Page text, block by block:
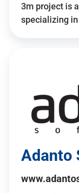
3m project is
specializing in
Adanto